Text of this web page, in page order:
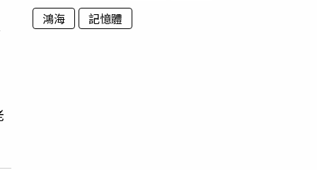
鴻海
記憶體